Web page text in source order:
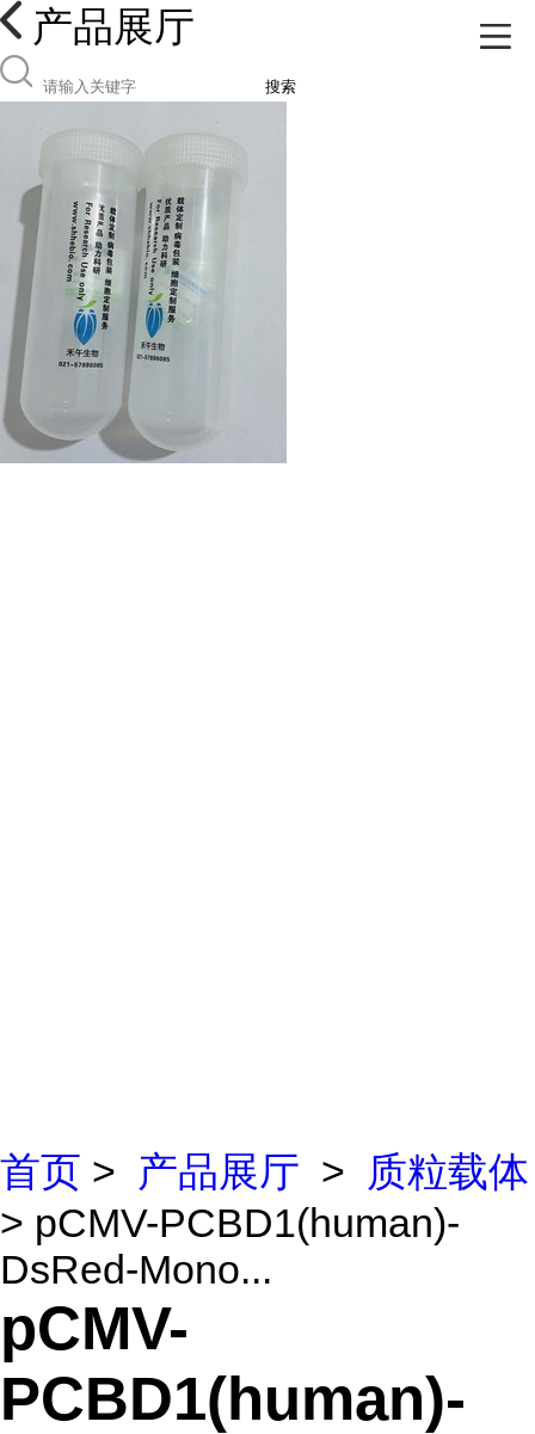
产品展厅
搜索
首页 > 产品展厅 >
质粒载体
> pCMV-PCBD1(human)-
DsRed-Mono...
pCMV-
PCBD1(human)-